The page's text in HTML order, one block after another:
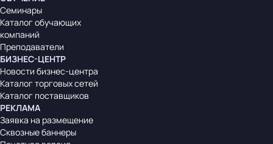
Семинары
Каталог обучающих
компаний
Преподаватели
БИЗНЕС-ЦЕНТР
Новости бизнес-центра
Каталог торговых сетей
Каталог поставщиков
РЕКЛАМА
Заявка на размещение
Сквозные баннеры